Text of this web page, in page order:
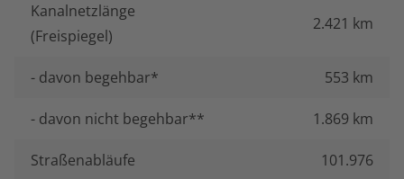
Kanalnetzlänge
(Freispiegel)
2.421 km
- davon begehbar* 553 km
- davon nicht begehbar** 1.869 km
Straßenabläufe 101.976